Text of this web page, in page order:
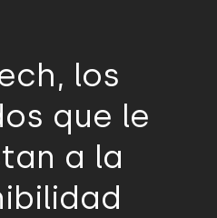
los
que le
a la